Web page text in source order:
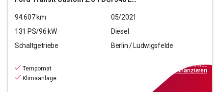
94.607km
05/2021
131 PS/96kW
Diesel
Schaltgetriebe
Berlin / Ludwigsfelde
Tempomat
Klimaanlage
inkl.MwSt.
finanzieren